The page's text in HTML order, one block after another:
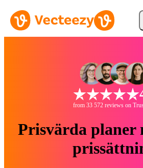
from 33 572 reviews on
Prisvärda planer